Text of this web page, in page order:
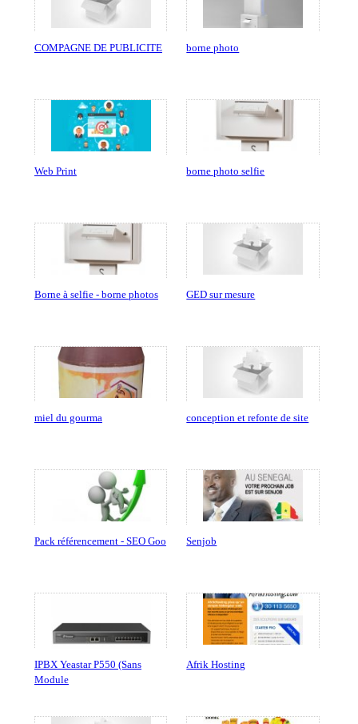
COMPAGNE DE PUBLICITE borne photo
Web Print borne photo selfie
Borne à selfie - borne photos GED sur mesure
miel du gourma conception et refonte de site
Pack référencement - SEO Goo Senjob
IPBX Yeastar P550 (Sans
Module
Afrik Hosting